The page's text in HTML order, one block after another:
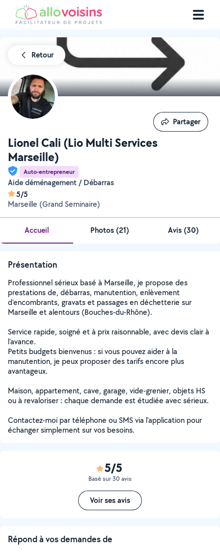
Retour
Lionel Cali (Lio Multi Services
Marseille)
Auto-entrepreneur
Aide déménagement / Débarras
5/5
Marseille (Grand Seminaire)
Partager
Partager
Accueil Photos (21) Avis (30)
Présentation
Professionnel sérieux basé à Marseille, je propose des
prestations de, débarras, manutention, enlèvement
d'encombrants, gravats et passages en déchetterie sur
Marseille et alentours (Bouches-du-Rhône).
Service rapide, soigné et à prix raisonnable, avec devis clair à
l'avance.
Petits budgets bienvenus : si vous pouvez aider à la
manutention, je peux proposer des tarifs encore plus
avantageux.
Maison, appartement, cave, garage, vide-grenier, objets HS
ou à revaloriser : chaque demande est étudiée avec sérieux.
Contactez-moi par téléphone ou SMS via l'application pour
échanger simplement sur vos besoins.
5/5
Basé sur 30 avis
Voir ses avis
Répond à vos demandes de